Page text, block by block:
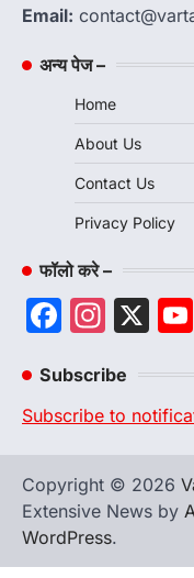
Email:
अन्य पेज –
Home
About Us
Contact Us
Privacy Policy
फॉलो करे –
X
Subscribe
Subscribe to
Copyright © 2026
Extensive News by
WordPress.